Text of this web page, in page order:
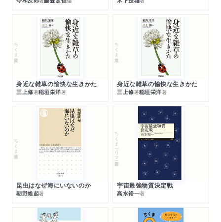
ちくま文庫
身近な雑草の愉快な生きかた
三上修著稲垣栄洋著
ちくま文庫
身近な雑草の愉快な生きかた
三上修著稲垣栄洋著
ちくま新書
昆虫はなぜ海にいないのか
朝野維起著
ちくまプリマー新書
宇宙最強物質決定戦
高水裕一著